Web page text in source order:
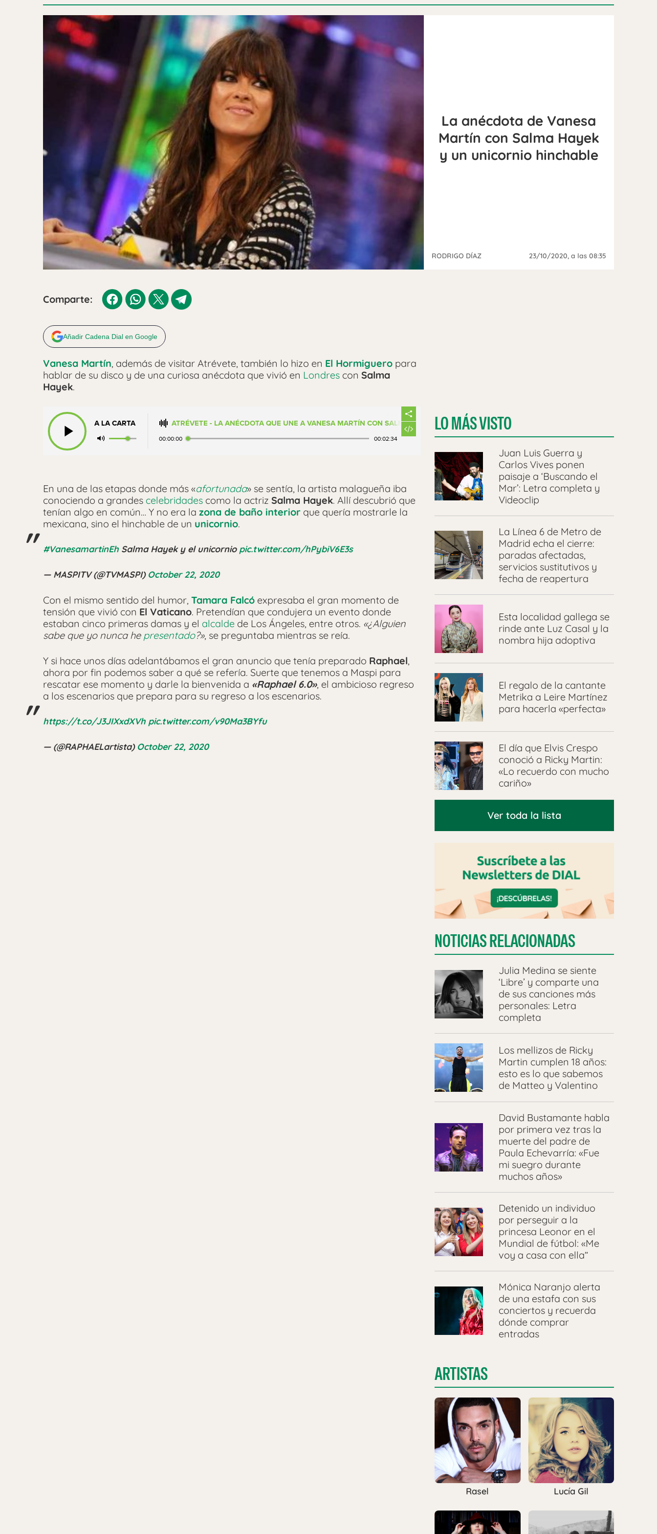
La anécdota de Vanesa
Martín con Salma Hayek
y un unicornio hinchable
RODRIGO DÍAZ 23/10/2020, a las 08:35
Comparte:
Añadir Cadena Dial en Google
Vanesa Martín, además de visitar Atrévete, también lo hizo en El Hormiguero para
hablar de su disco y de una curiosa anécdota que vivió en Londres con Salma
Hayek.
A LA CARTA ATRÉVETE - LA ANÉCDOTA QUE UNE A VANESA MARTÍN CON SALMA HAYEK
00:00:00 00:02:34
En una de las etapas donde más «afortunada» se sentía, la artista malagueña iba
conociendo a grandes celebridades como la actriz Salma Hayek. Allí descubrió que
tenían algo en común… Y no era la zona de baño interior que quería mostrarle la
mexicana, sino el hinchable de un unicornio.
#VanesamartinEh Salma Hayek y el unicornio pic.twitter.com/hPybiV6E3s
— MASPITV (@TVMASPI) October 22, 2020
Con el mismo sentido del humor, Tamara Falcó expresaba el gran momento de
tensión que vivió con El Vaticano. Pretendían que condujera un evento donde
estaban cinco primeras damas y el alcalde de Los Ángeles, entre otros. «¿Alguien
sabe que yo nunca he presentado?», se preguntaba mientras se reía.
Y si hace unos días adelantábamos el gran anuncio que tenía preparado Raphael,
ahora por fin podemos saber a qué se refería. Suerte que tenemos a Maspi para
rescatar ese momento y darle la bienvenida a «Raphael 6.0», el ambicioso regreso
a los escenarios que prepara para su regreso a los escenarios.
https://t.co/J3JIXxdXVh pic.twitter.com/v90Ma3BYfu
— (@RAPHAELartista) October 22, 2020
LO MÁS VISTO
Juan Luis Guerra y
Carlos Vives ponen
paisaje a ‘Buscando el
Mar’: Letra completa y
Videoclip
La Línea 6 de Metro de
Madrid echa el cierre:
paradas afectadas,
servicios sustitutivos y
fecha de reapertura
Esta localidad gallega se
rinde ante Luz Casal y la
nombra hija adoptiva
El regalo de la cantante
Metrika a Leire Martínez
para hacerla «perfecta»
El día que Elvis Crespo
conoció a Ricky Martin:
«Lo recuerdo con mucho
cariño»
Ver toda la lista
NOTICIAS RELACIONADAS
Julia Medina se siente
‘Libre’ y comparte una
de sus canciones más
personales: Letra
completa
Los mellizos de Ricky
Martin cumplen 18 años:
esto es lo que sabemos
de Matteo y Valentino
David Bustamante habla
por primera vez tras la
muerte del padre de
Paula Echevarría: «Fue
mi suegro durante
muchos años»
Detenido un individuo
por perseguir a la
princesa Leonor en el
Mundial de fútbol: «Me
voy a casa con ella”
Mónica Naranjo alerta
de una estafa con sus
conciertos y recuerda
dónde comprar
entradas
ARTISTAS
Rasel Lucía Gil